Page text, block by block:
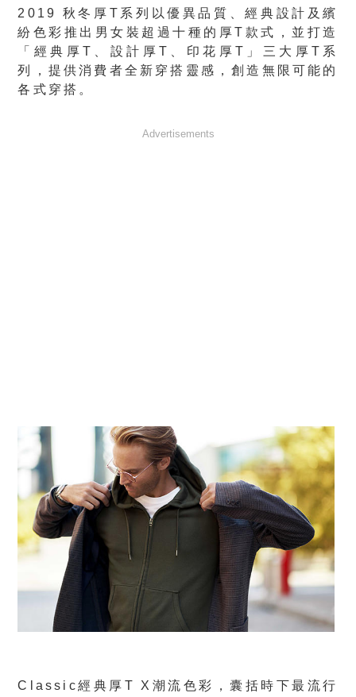
2019 秋冬厚T系列以優異品質、經典設計及繽
紛色彩推出男女裝超過十種的厚T款式，並打造
「經典厚T、設計厚T、印花厚T」三大厚T系
列，提供消費者全新穿搭靈感，創造無限可能的
各式穿搭。
Advertisements
Classic經典厚 T X 潮流色彩，囊括時下最流行